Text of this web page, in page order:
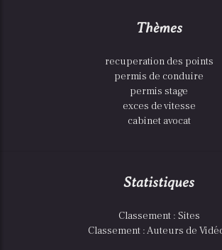
Thèmes
recuperation des points
permis de conduire
permis stage
exces de vitesse
cabinet avocat
Statistiques
Classement : Sites
Classement : Auteurs de